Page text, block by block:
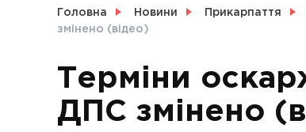
СВІТ
УКРАЇНА
Головна Новини Прикарпаття
змінено (відео)
Терміни
ДПС змінено